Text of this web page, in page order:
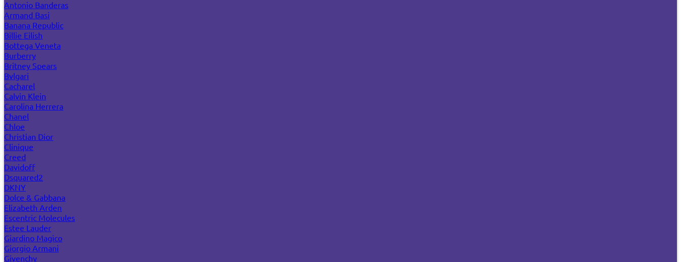
Antonio Banderas
Armand Basi
Banana Republic
Billie Eilish
Bottega Veneta
Burberry
Britney Spears
Bvlgari
Cacharel
Calvin Klein
Carolina Herrera
Chanel
Chloe
Christian Dior
Clinique
Creed
Davidoff
Dsquared2
DKNY
Dolce & Gabbana
Elizabeth Arden
Escentric Molecules
Estee Lauder
Giardino Magico
Giorgio Armani
Givenchy